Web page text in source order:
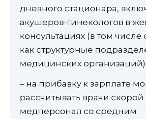
дневного стационара,
акушеров-гинекологов в
консультациях (в том
как структурные
медицинских организаций);
– на прибавку к зарплате
рассчитывать врачи
медперсонал со средним